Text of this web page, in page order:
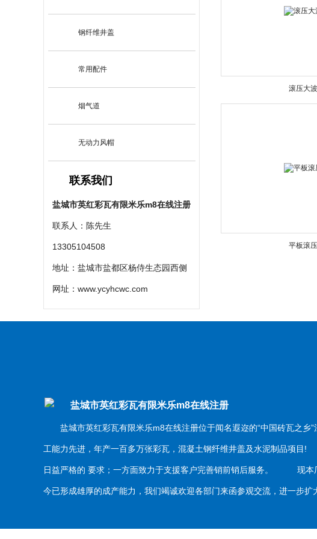
钢纤维井盖
常用配件
烟气道
无动力风帽
联系我们
盐城市英红彩瓦有限米乐m8在线注册
联系人：陈先生
13305104508
地址：盐城市盐都区杨侍生态园西侧
网址： www.ycyhcwc.com
滚压大
平板滚
盐城市英红彩瓦有限米乐m8在线注册
盐城市英红彩瓦有限米乐m8在线注册位于闻名遐迩的“中国砖瓦之乡”
工能力先进，年产一百多万张彩瓦，混凝土钢纤维井盖及水泥制品项
日益严格的 要求；一方面致力于支援客户完善销前销后服务。 现本
今已形成雄厚的成产能力，我们竭诚欢迎各部门来函参观交流，进一步